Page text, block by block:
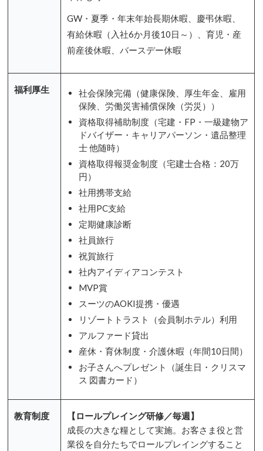
GW・夏季・年末年始長期休暇、慶弔休暇、
有給休暇（入社6か月後10日～）、育児・産
前産後休暇、バースデー休暇
福利厚生
社会保険完備（健康保険、厚生年金、雇用
保険、労働災害補償保険（労災））
資格取得補助制度（宅建・FP・一級建物ア
ドバイザー・キャリアパーソン・遺品整理
士 他随時）
資格取得報奨金制度（宅建士合格：20万
円）
社用携帯支給
社用PC支給
定期健康診断
社員旅行
祝賀旅行
社内アイディアコンテスト
MVP賞
スーツのAOKI提携・優遇
リゾートトラスト（会員制ホテル）利用
アルファード貸出
産休・育休制度・介護休暇（年間10日間）
お子さんへプレゼント（誕生日・クリスマ
ス 図書カード）
教育制度
【ロールプレイング研修／毎週】
成長の大きな糧として実施。お客さま役と営
業役を自分たちでロールプレイングすること